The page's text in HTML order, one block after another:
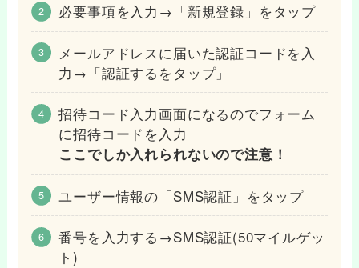
必要事項を入力→「新規登録」をタップ
メールアドレスに届いた認証コードを入
力→「認証するをタップ」
招待コード入力画面になるのでフォーム
に招待コードを入力
ここでしか入れられないので注意！
ユーザー情報の「SMS認証」をタップ
番号を入力する→SMS認証(50マイルゲッ
ト)